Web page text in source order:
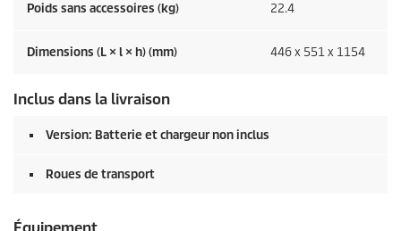
Poids sans accessoires (kg) 22.4
Dimensions (L × l × h) (mm) 446 x 551 x 1154
Inclus dans la livraison
Version: Batterie et chargeur non inclus
Roues de transport